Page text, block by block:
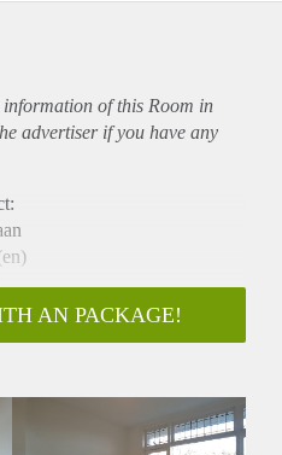
of this Room in
advertiser if you have any
zijn goed te verdelen in een
badkamer en de keuken
AN PACKAGE!